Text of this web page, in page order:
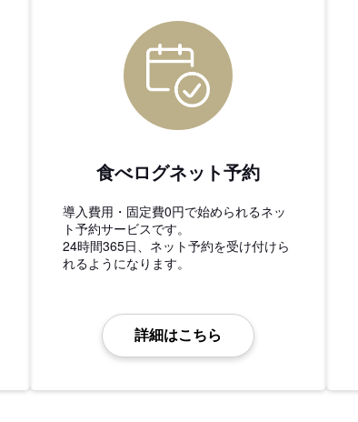
食べログネット予約
導入費用・固定費0円で始められるネッ
ト予約サービスです。
24時間365日、ネット予約を受け付けら
れるようになります。
詳細はこちら